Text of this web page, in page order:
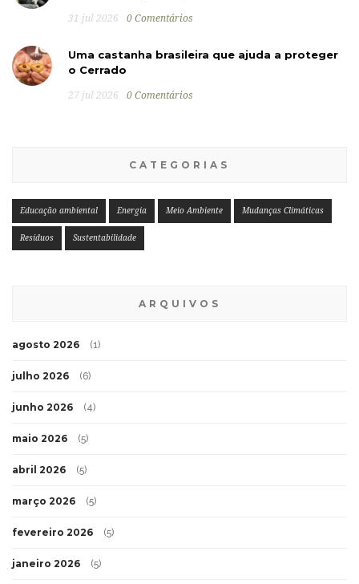
31 jul 2026 0 Comentários
Uma castanha brasileira que ajuda a proteger
o Cerrado
27 jul 2026 0 Comentários
CATEGORIAS
Educação ambiental Energia Meio Ambiente Mudanças Climáticas
Resíduos Sustentabilidade
ARQUIVOS
agosto 2026 (1)
julho 2026 (6)
junho 2026 (4)
maio 2026 (5)
abril 2026 (5)
março 2026 (5)
fevereiro 2026 (5)
janeiro 2026 (5)